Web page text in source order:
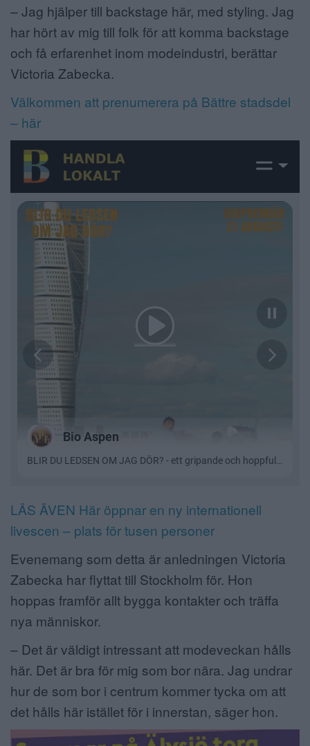
– Jag hjälper till backstage här, med styling. Jag
har hört av mig till folk för att komma backstage
och få erfarenhet inom modeindustri, berättar
Victoria Zabecka.
Välkommen att prenumerera på Bättre stadsdel
– här
LÄS ÄVEN Här öppnar en ny internationell
livescen – plats för tusen personer
Evenemang som detta är anledningen Victoria
Zabecka har flyttat till Stockholm för. Hon
hoppas framför allt bygga kontakter och träffa
nya människor.
– Det är väldigt intressant att modeveckan hålls
här. Det är bra för mig som bor nära. Jag undrar
hur de som bor i centrum kommer tycka om att
det hålls här istället för i innerstan, säger hon.